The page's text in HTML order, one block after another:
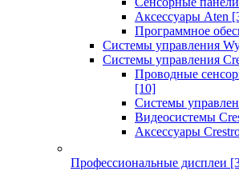
Аксессуары Aten
Программное
Системы управления
Системы управления
Проводные
[10]
Системы
Видеосистемы
Аксессуары
Профессиональные дисплеи